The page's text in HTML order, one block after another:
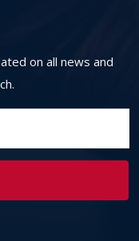
on all news and